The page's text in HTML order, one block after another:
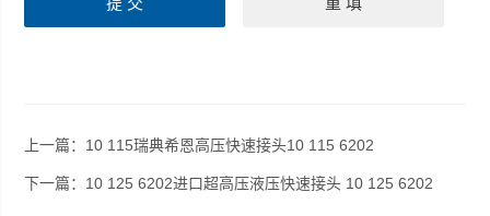
上一篇： 10 115瑞典希恩高压快速接头10 115 6202
下一篇： 10 125 6202进口超高压液压快速接头 10 125 6202